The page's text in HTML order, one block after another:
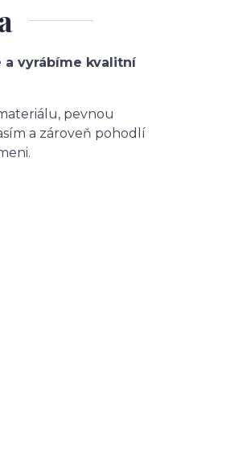
a vyrábíme kvalitní
pevnou
a zároveň pohodlí